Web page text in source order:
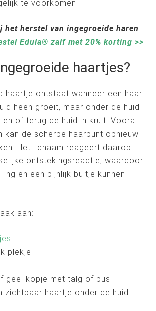
te voorkomen.
het herstel van ingegroeide haren
Edula® zalf met 20% korting >>
haartjes?
haartje ontstaat wanneer een haar
heen groeit, maar onder de huid
of terug de huid in krult. Vooral
kan de scherpe haarpunt opnieuw
Het lichaam reageert daarop
ontstekingsreactie, waardoor
en een pijnlijk bultje kunnen
aan:
plekje
geel kopje met talg of pus
zichtbaar haartje onder de huid